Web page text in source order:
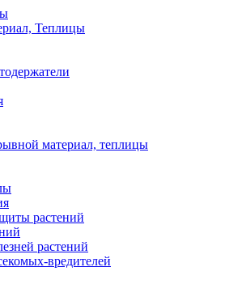
Теплицы
материал, теплицы
растений
растений
вредителей